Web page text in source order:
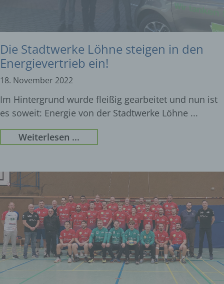
Die Stadtwerke Löhne steigen in den
Energievertrieb ein!
18. November 2022
Im Hintergrund wurde fleißig gearbeitet und nun ist
es soweit: Energie von der Stadtwerke Löhne
Weiterlesen ...